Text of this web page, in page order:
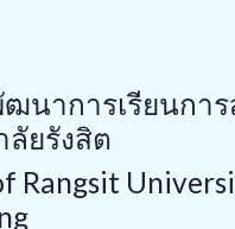
ฒนาการเรียนกา
ยรังสิต
Rangsit